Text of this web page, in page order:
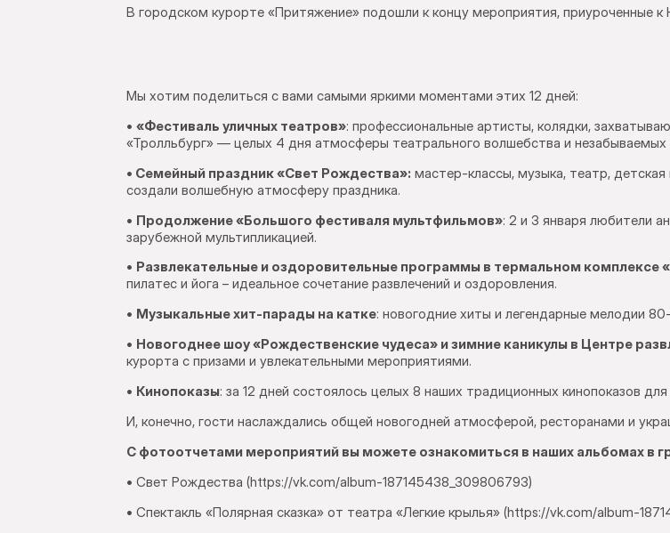
В городском курорте «Притяжение» подошли к концу мероприятия, приуроченные
Мы хотим поделиться с вами самыми яркими моментами этих 12 дней:
• «Фестиваль уличных театров»: профессиональные артисты, колядки,
«Тролльбург» — целых 4 дня атмосферы театрального волшебства и незабываемых
• Семейный праздник «Свет Рождества»: мастер-классы, музыка, театр,
создали волшебную атмосферу праздника.
• Продолжение «Большого фестиваля мультфильмов»: 2 и 3 января любители
зарубежной мультипликацией.
• Развлекательные и оздоровительные программы в термальном комплексе
пилатес и йога – идеальное сочетание развлечений и оздоровления.
• Музыкальные хит-парады на катке: новогодние хиты и легендарные мелодии
• Новогоднее шоу «Рождественские чудеса» и зимние каникулы в Центре
курорта с призами и увлекательными мероприятиями.
• Кинопоказы: за 12 дней состоялось целых 8 наших традиционных кинопоказов
И, конечно, гости наслаждались общей новогодней атмосферой, ресторанами и
С фотоотчетами мероприятий вы можете ознакомиться в наших альбомах в
• Свет Рождества (https://vk.com/album-187145438_309806793)
• Спектакль «Полярная сказка» от театра «Легкие крылья» (https://vk.com/album-